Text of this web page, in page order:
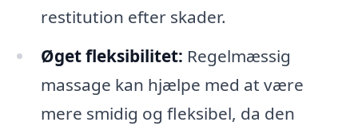
restitution efter skader.
Øget fleksibilitet: Regelmæssig
massage kan hjælpe med at være
mere smidig og fleksibel, da den